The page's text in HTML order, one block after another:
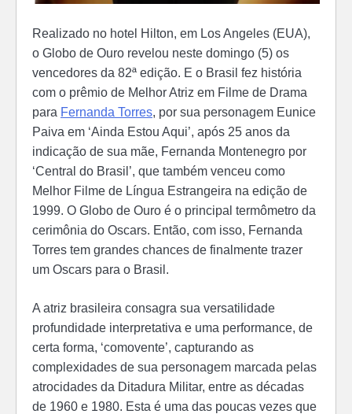
Realizado no hotel Hilton, em Los Angeles (EUA),
o Globo de Ouro revelou neste domingo (5) os
vencedores da 82ª edição. E o Brasil fez história
com o prêmio de Melhor Atriz em Filme de Drama
para Fernanda Torres , por sua personagem Eunice
Paiva em ‘Ainda Estou Aqui’, após 25 anos da
indicação de sua mãe, Fernanda Montenegro por
‘Central do Brasil’, que também venceu como
Melhor Filme de Língua Estrangeira na edição de
1999. O Globo de Ouro é o principal termômetro da
cerimônia do Oscars. Então, com isso, Fernanda
Torres tem grandes chances de finalmente trazer
um Oscars para o Brasil.
A atriz brasileira consagra sua versatilidade
profundidade interpretativa e uma performance, de
certa forma, ‘comovente’, capturando as
complexidades de sua personagem marcada pelas
atrocidades da Ditadura Militar, entre as décadas
de 1960 e 1980. Esta é uma das poucas vezes que